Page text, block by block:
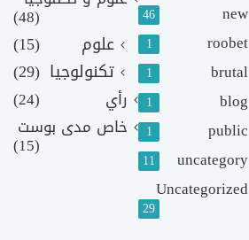
new
46
roobet
1
brutal
1
blog
1
public
1
uncategory
11
Uncategorized
29
(48)
علوم
(15)
تكنولوجيا (29)
رأي
(24)
خاص مدى بوست
(15)